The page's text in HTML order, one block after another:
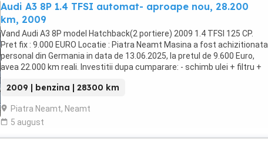
Audi A3 8P 1.4 TFSI automat- aproape nou, 28.200
km, 2009
Vand Audi A3 8P model Hatchback(2 portiere) 2009 1.4 TFSI 125 CP.
Pret fix : 9.000 EURO Locatie : Piatra Neamt Masina a fost achizitionata
personal din Germania in data de 13.06.2025, la pretul de 9.600 Euro,
avea 22.000 km reali. Investitii dupa cumparare: - schimb ulei + filtru +
2009 | benzina | 28300 km
Piatra Neamt, Neamt
5 august